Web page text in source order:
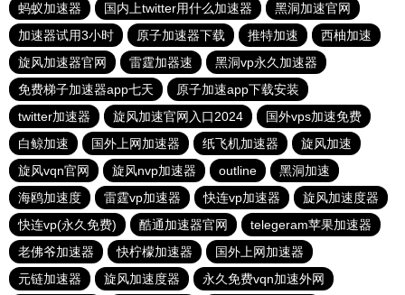
蚂蚁加速器
国内上twitter用什么加速器
黑洞加速官网
加速器试用3小时
原子加速器下载 推特加速
西柚加速
旋风加速器官网
雷霆加器速
黑洞vp永久加速器
免费梯子加速器app七天
原子加速app下载安装
twitter加速器
旋风加速官网入口2024
国外vps加速免费
白鲸加速
国外上网加速器 纸飞机加速器
旋风加速
旋风vqn官网
旋风nvp加速器 outline
黑洞加速
海鸥加速度
雷霆vp加速器 快连vp加速器
旋风加速度器
快连vp(永久免费)
酷通加速器官网
telegeram苹果加速器
老佛爷加速器
快柠檬加速器
国外上网加速器
元链加速器
旋风加速度器 永久免费vqn加速外网